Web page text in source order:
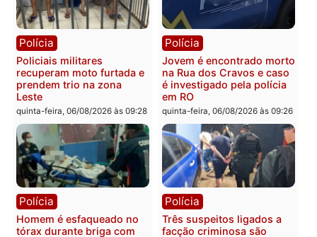
Polícia
Casal é preso pela PRF
com mais de 72 quilos de
mercúrio escondidos em
estepe em Porto Velho
sexta-feira, 07/08/2026 às 09:38
Polícia
Polícia Civil deflagra
operação contra facção
criminosa que atacava
provedores de internet
Rondônia
sexta-feira, 07/08/2026 às
Polícia Polícia